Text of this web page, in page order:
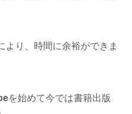
より、時間に余裕ができま
を始めて今では書籍出版